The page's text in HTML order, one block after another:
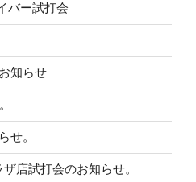
バー試打会
知らせ
せ。
店試打会のお知らせ。